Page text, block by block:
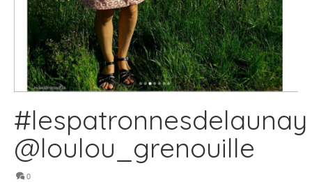
#lespatronnesdelaunay
@loulou_grenouille
0